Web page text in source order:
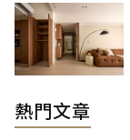
熱門文章